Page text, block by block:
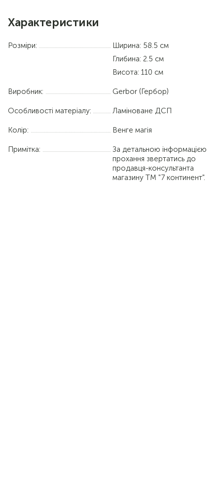
Характеристики
Розміри:
Ширина: 58.5 см
Глибина: 2.5 см
Висота: 110 см
Виробник: Gerbor (Гербор)
Особливості матеріалу: Ламіноване ДСП
Колір: Венге магія
Примітка:
За детальною інформацією
прохання звертатись до
продавця-консультанта
магазину ТМ "7 континент".